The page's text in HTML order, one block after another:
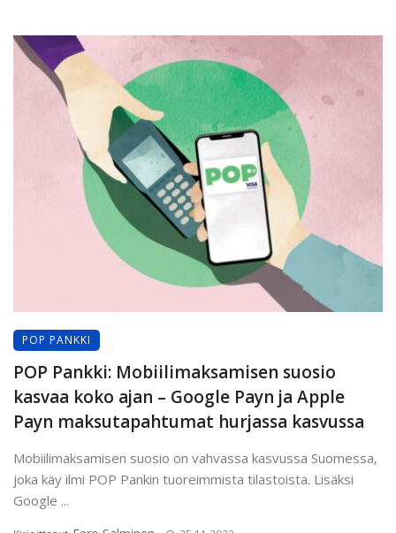
POP PANKKI
POP Pankki: Mobiilimaksamisen suosio
kasvaa koko ajan – Google Payn ja Apple
Payn maksutapahtumat hurjassa kasvussa
Mobiilimaksamisen suosio on vahvassa kasvussa Suomessa,
joka käy ilmi POP Pankin tuoreimmista tilastoista. Lisäksi
Google ...